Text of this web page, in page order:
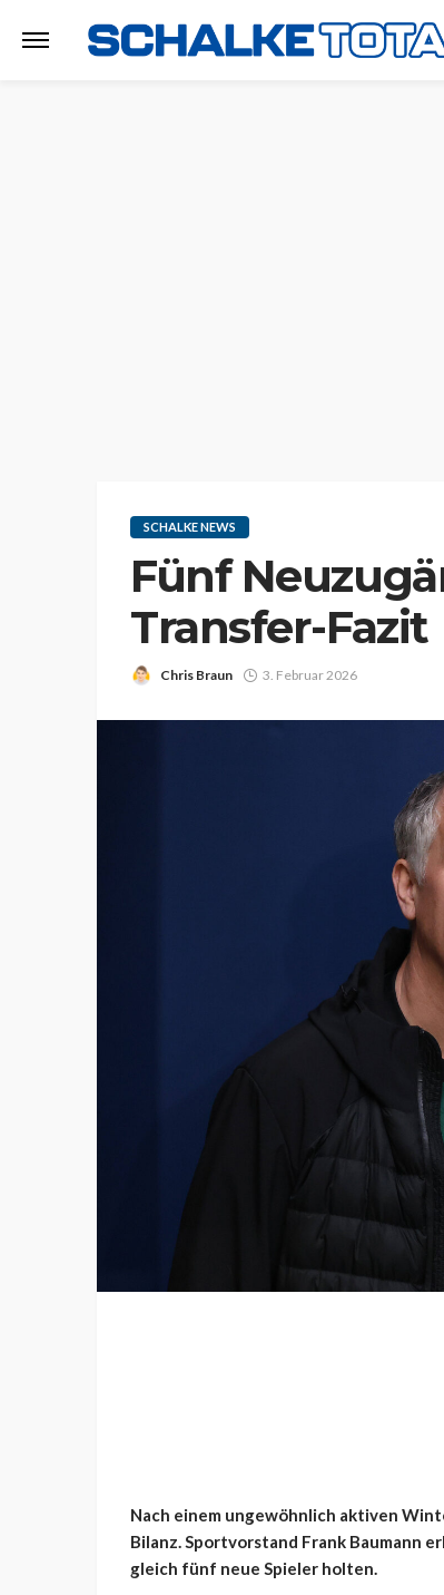
SCHALKE NEWS
Fünf
Transfer-Fazit
Chris Braun 3. Februar 2026
Nach einem ungewöhnlich aktiven
Bilanz. Sportvorstand Frank Baumann
gleich fünf neue Spieler holten.